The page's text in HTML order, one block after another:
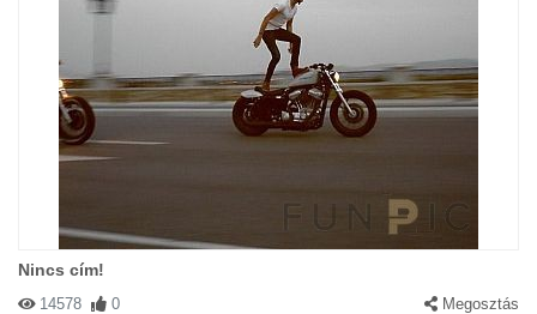
Nincs cím!
14578 0 Megosztás